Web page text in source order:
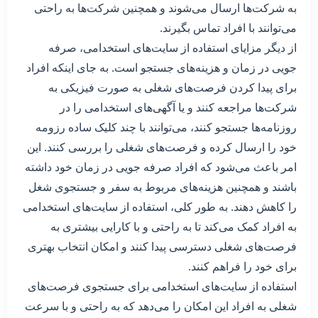
به شرکت‌ها ارسال می‌شوند و همچنین شرکت‌ها به راحتی
می‌توانند با افراد تماس بگیرند.
از دیگر مزایای استفاده از سایت‌های استخدامی، صرفه
جویی در زمان و هزینه‌های جستجو است. به جای اینکه افراد
برای پیدا کردن فرصت‌های شغلی به صورت فیزیکی به
شرکت‌ها مراجعه کنند و یا آگهی‌های استخدامی را در
روزنامه‌ها جستجو کنند، می‌توانند با چند کلیک ساده رزومه
خود را ارسال کرده و فرصت‌های شغلی را بررسی کنند. این
امر باعث می‌شود که افراد صرفه جویی در زمان خود داشته
باشند و همچنین هزینه‌های مربوط به سفر و جستجوی شغل
را کاهش دهند. به طور کلی، استفاده از سایت‌های استخدامی
به افراد کمک می‌کند تا به راحتی و با کارایی بیشتری به
فرصت‌های شغلی دسترسی پیدا کنند و امکان انتخاب بهتری
برای خود را فراهم کنند.
استفاده از سایت‌های استخدامی برای جستجوی فرصت‌های
شغلی به افراد این امکان را می‌دهد که به راحتی و با سرعت